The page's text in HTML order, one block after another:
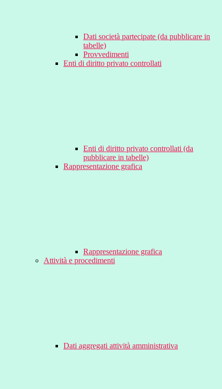
Dati società partecipate (da pubblicare in
tabelle)
Provvedimenti
Enti di diritto privato controllati
Enti di diritto privato controllati (da
pubblicare in tabelle)
Rappresentazione grafica
Rappresentazione grafica
Attività e procedimenti
Dati aggregati attività amministrativa